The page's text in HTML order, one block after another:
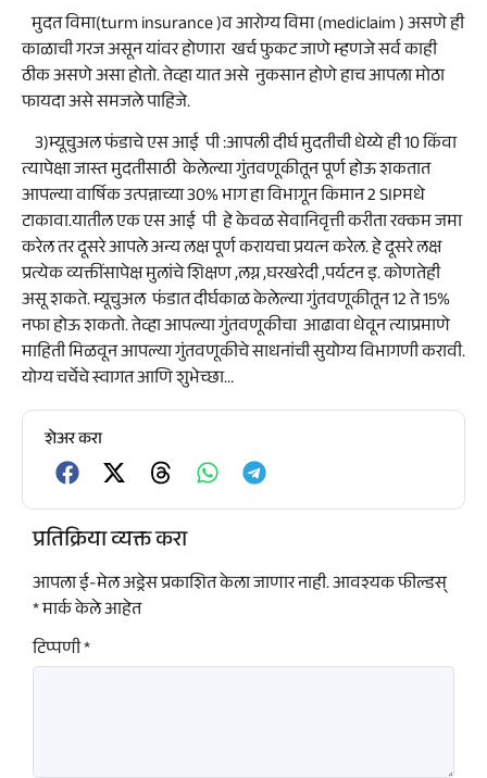
मुदत विमा(turm insurance )व आरोग्य विमा (mediclaim ) असणे ही
काळाची गरज असून यांवर होणारा खर्च फुकट जाणे म्हणजे सर्व काही
ठीक असणे असा होतो. तेव्हा यात असे नुकसान होणे हाच आपला मोठा
फायदा असे समजले पाहिजे.
3)म्यूचुअल फंडाचे एस आई पी :आपली दीर्घ मुदतीची धेय्ये ही 10 किंवा
त्यापेक्षा जास्त मुदतीसाठी केलेल्या गुंतवणूकीतून पूर्ण होऊ शकतात
आपल्या वार्षिक उत्पन्नाच्या 30% भाग हा विभागून किमान 2 SIPमधे
टाकावा.यातील एक एस आई पी हे केवळ सेवानिवृत्ती करीता रक्कम जमा
करेल तर दूसरे आपले अन्य लक्ष पूर्ण करायचा प्रयत्न करेल. हे दूसरे लक्ष
प्रत्येक व्यक्तींसापेक्ष मुलांचे शिक्षण ,लग्न ,घरखरेदी ,पर्यटन इ. कोणतेही
असू शकते. म्यूचुअल फंडात दीर्घकाळ केलेल्या गुंतवणूकीतून 12 ते 15%
नफा होऊ शकतो. तेव्हा आपल्या गुंतवणूकीचा आढावा धेवून त्याप्रमाणे
माहिती मिळवून आपल्या गुंतवणूकीचे साधनांची सुयोग्य विभागणी करावी.
योग्य चर्चेचे स्वागत आणि शुभेच्छा…
शेअर करा
प्रतिक्रिया व्यक्त करा
आपला ई-मेल अड्रेस प्रकाशित केला जाणार नाही.आवश्यक फील्डस्
*मार्क केले आहेत
टिप्पणी*